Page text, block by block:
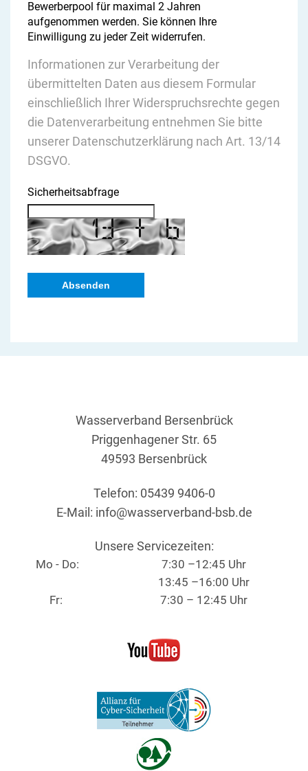
Bewerberpool für maximal 2 Jahren
aufgenommen werden. Sie können Ihre
Einwilligung zu jeder Zeit widerrufen.
Informationen zur Verarbeitung der
übermittelten Daten aus diesem Formular
einschließlich Ihrer Widerspruchsrechte gegen
die Datenverarbeitung entnehmen Sie bitte
unserer Datenschutzerklärung nach Art. 13/14
DSGVO.
Sicherheitsabfrage
Wasserverband Bersenbrück
Priggenhagener Str. 65
49593 Bersenbrück
Telefon: 05439 9406-0
E-Mail: info@wasserverband-bsb.de
Unsere Servicezeiten:
Mo - Do:
7:30 –12:45 Uhr
13:45 –16:00 Uhr
Fr:
7:30 – 12:45 Uhr